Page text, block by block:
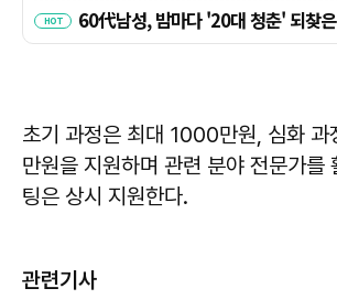
초기 과정은 최대 1000만원, 심화
만원을 지원하며 관련 분야 전문가를
팅은 상시 지원한다.
관련기사